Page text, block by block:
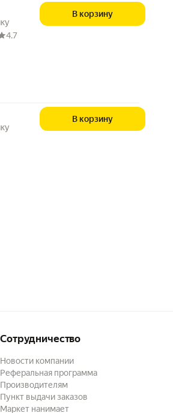
5898 ₽ вместо
4.7
В корзину
4441 ₽ вместо
В корзину
Сотрудничество
Новости компании
Реферальная программа
Производителям
Пункт выдачи заказов
Маркет нанимает